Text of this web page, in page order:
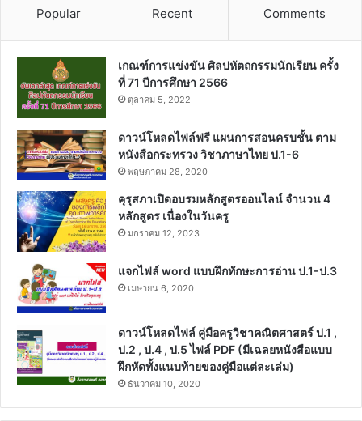
Popular Recent Comments
เกณฑ์การแข่งขัน ศิลปหัตถกรรมนักเรียน ครั้ง
ที่ 71 ปีการศึกษา 2566
ตุลาคม 5, 2022
ดาวน์โหลดไฟล์ฟรี แผนการสอนครบชั้น ตาม
หนังสือกระทรวง วิชาภาษาไทย ป.1-6
พฤษภาคม 28, 2020
คุรุสภาเปิดอบรมหลักสูตรออนไลน์ จำนวน 4
หลักสูตร เนื่องในวันครู
มกราคม 12, 2023
แจกไฟล์ word แบบฝึกทักษะการอ่าน ป.1-ป.3
เมษายน 6, 2020
ดาวน์โหลดไฟล์ คู่มือครูวิชาคณิตศาสตร์ ป.1 ,
ป.2 , ป.4 , ป.5 ไฟล์ PDF (มีเฉลยหนังสือแบบ
ฝึกหัดทั้งแนบท้ายของคู่มือแต่ละเล่ม)
ธันวาคม 10, 2020